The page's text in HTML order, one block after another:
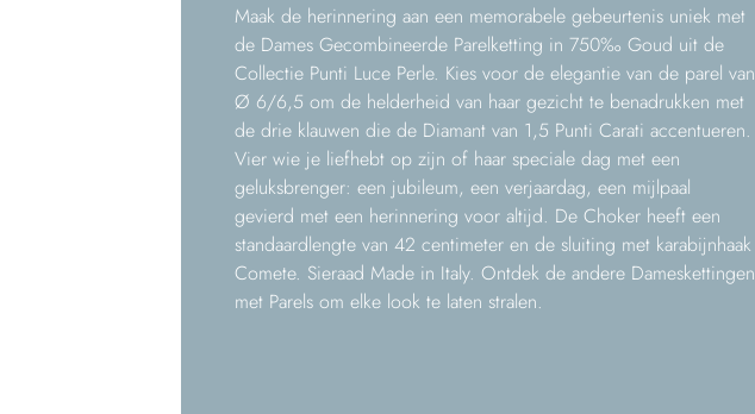
Maak de herinnering aan een memorabele gebeurtenis uniek met
de Dames Gecombineerde Parelketting in 750‰ Goud uit de
Collectie Punti Luce Perle. Kies voor de elegantie van de parel van
Ø 6/6,5 om de helderheid van haar gezicht te benadrukken met
de drie klauwen die de Diamant van 1,5 Punti Carati accentueren.
Vier wie je liefhebt op zijn of haar speciale dag met een
geluksbrenger: een jubileum, een verjaardag, een mijlpaal
gevierd met een herinnering voor altijd. De Choker heeft een
standaardlengte van 42 centimeter en de sluiting met karabijnhaak
Comete. Sieraad Made in Italy. Ontdek de andere Dameskettingen
met Parels om elke look te laten stralen.